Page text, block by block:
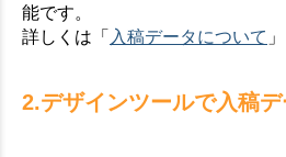
能です。
詳しくは「 入稿データについて
2.デザインツールで入稿